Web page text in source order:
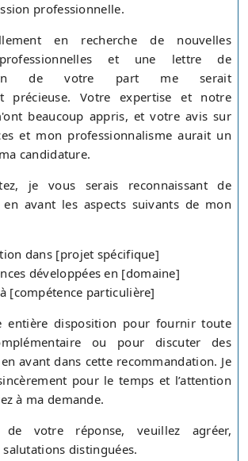
professionnelle.
en recherche de nouvelles
et une lettre de
de votre part me serait
précieuse. Votre expertise et notre
beaucoup appris, et votre avis sur
et mon professionnalisme aurait un
candidature.
je vous serais reconnaissant de
avant les aspects suivants de mon
dans [projet spécifique]
développées en [domaine]
[compétence particulière]
entière disposition pour fournir toute
ou pour discuter des
avant dans cette recommandation. Je
pour le temps et l’attention
à ma demande.
de votre réponse, veuillez agréer,
distinguées.